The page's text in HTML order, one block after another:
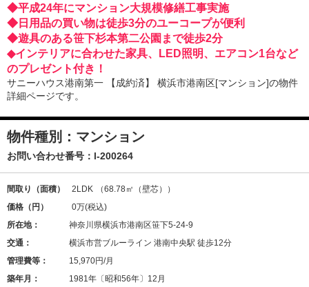
◆平成24年にマンション大規模修繕工事実施
◆日用品の買い物は徒歩3分のユーコープが便利
◆遊具のある笹下杉本第二公園まで徒歩2分
◆インテリアに合わせた家具、LED照明、エアコン1台など
のプレゼント付き！
サニーハウス港南第一 【成約済】 横浜市港南区[マンション]の物件
詳細ページです。
物件種別：マンション
お問い合わせ番号： l-200264
間取り（面積） 2LDK
（68.78㎡（壁芯））
価格（円）
0万(税込)
所在地：
神奈川県横浜市港南区笹下5-24-9
交通：
横浜市営ブルーライン 港南中央駅 徒歩12分
管理費等：
15,970円/月
築年月：
1981年〔昭和56年〕12月